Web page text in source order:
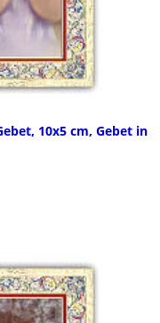
10x5 cm, Gebet in